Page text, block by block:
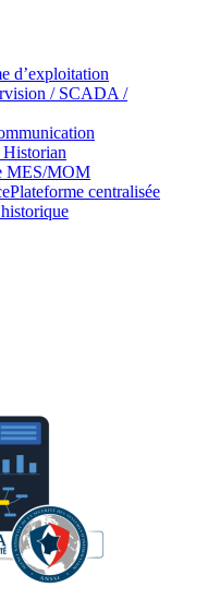
d’exploitation
/ SCADA /
Historian
MES/MOM
Plateforme centralisée